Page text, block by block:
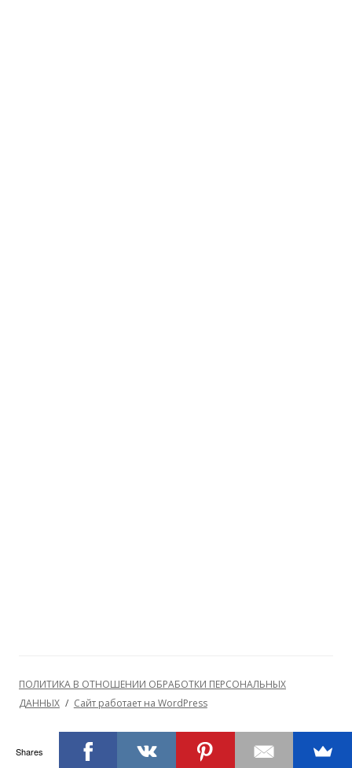
ПОЛИТИКА В ОТНОШЕНИИ ОБРАБОТКИ ПЕРСОНАЛЬНЫХ
ДАННЫХ
Сайт работает на WordPress
Shares